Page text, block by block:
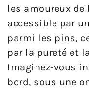
les amoureux de
accessible par
parmi les pins,
par la pureté et
Imaginez-vous
bord, sous une